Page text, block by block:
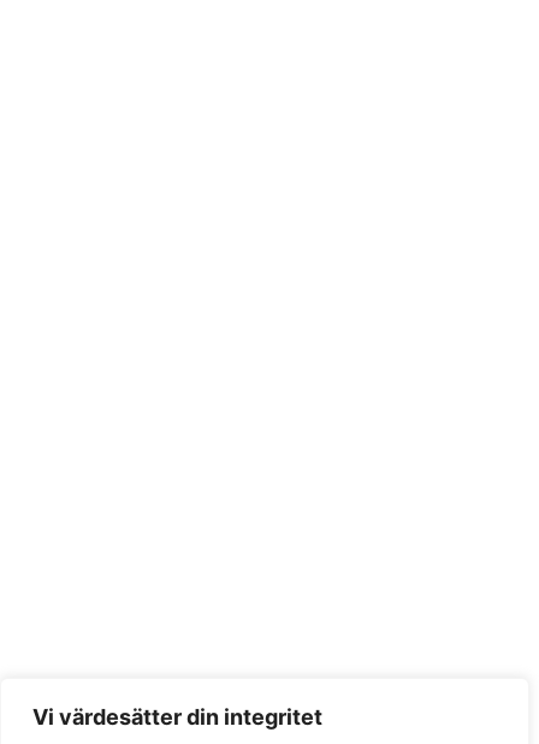
Vi värdesätter din integritet